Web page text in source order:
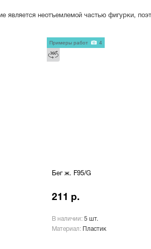
неотъемлемой частью фигурки,
Бег ж. F95/G
211 р.
В наличии: 5 шт.
Материал:
Пластик
Примеры работ 4